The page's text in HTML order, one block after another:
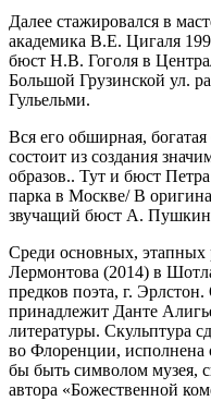
Далее стажировался в
академика В.Е. Цигаля
бюст Н.В. Гоголя в
Большой Грузинской ул.
Гульельми.
Вся его обширная,
состоит из создания
образов.. Тут и бюст
парка в Москве/ B
звучащий бюст А.
Среди основных,
Лермонтова (2014) в
предков поэта, г.
принадлежит Данте
литературы. Скульптура
во Флоренции, исполнена
бы быть символом музея,
автора «Божественной